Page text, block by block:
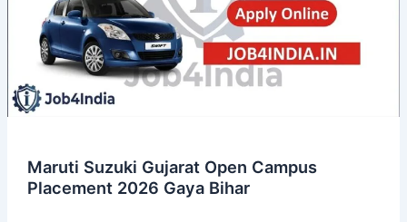
​Maruti Suzuki Gujarat Open Campus
Placement 2026 Gaya Bihar